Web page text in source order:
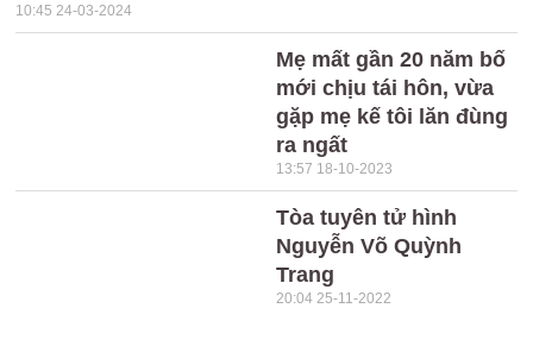
10:45 24-03-2024
Mẹ mất gần 20 năm bố
mới chịu tái hôn, vừa
gặp mẹ kế tôi lăn đùng
ra ngất
13:57 18-10-2023
Tòa tuyên tử hình
Nguyễn Võ Quỳnh
Trang
20:04 25-11-2022